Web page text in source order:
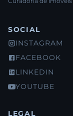
SOCIAL
INSTAGRAM
FACEBOOK
LINKEDIN
YOUTUBE
LEGAL